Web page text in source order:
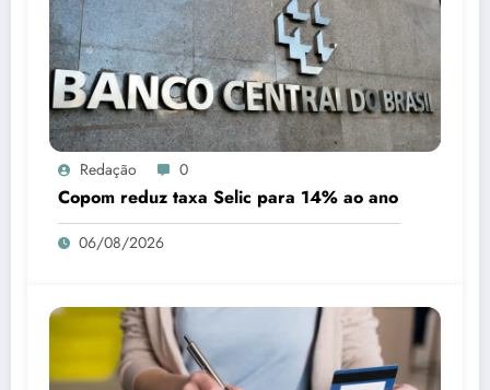
Redação 0
Copom reduz taxa Selic para 14% ao ano
06/08/2026